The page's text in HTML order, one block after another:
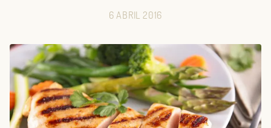
6 ABRIL 2016